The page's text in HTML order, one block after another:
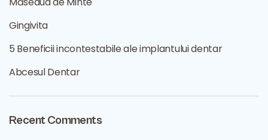
Gingivita
5 Beneficii incontestabile ale implantului dentar
Abcesul Dentar
Recent Comments